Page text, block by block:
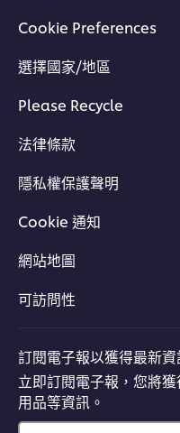
Cookie Preferences
選擇國家/地區
Please Recycle
法律條款
隱私權保護聲明
Cookie 通知
網站地圖
可訪問性
訂閱電子報以獲得最新資
立即訂閱電子報，您將
用品等資訊。